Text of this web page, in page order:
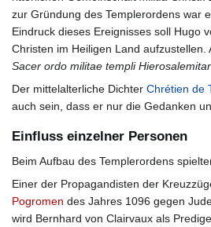
zur Gründung des Templerordens war
Eindruck dieses Ereignisses soll Hugo
Christen im Heiligen Land
Sacer ordo militae templi
Der mittelalterliche Dichter Chrétien de
auch sein, dass er nur die Gedanken
Einfluss einzelner Personen
Beim Aufbau des Templerordens
Einer der Propagandisten der
Pogromen des Jahres 1096 gegen
wird Bernhard von Clairvaux als